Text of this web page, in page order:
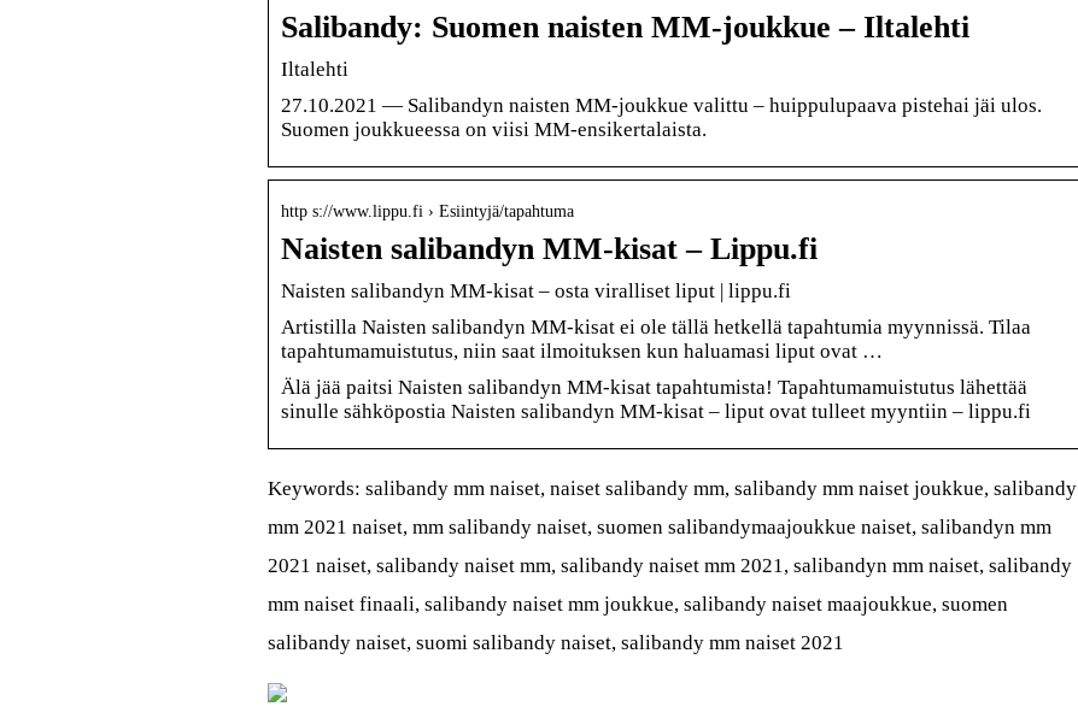
Salibandy: Suomen naisten MM-joukkue – Iltalehti
Iltalehti
27.10.2021 — Salibandyn naisten MM-joukkue valittu – huippulupaava pistehai jäi ulos.
Suomen joukkueessa on viisi MM-ensikertalaista.
http s://www.lippu.fi › Esiintyjä/tapahtuma
Naisten salibandyn MM-kisat – Lippu.fi
Naisten salibandyn MM-kisat – osta viralliset liput | lippu.fi
Artistilla Naisten salibandyn MM-kisat ei ole tällä hetkellä tapahtumia myynnissä. Tilaa
tapahtumamuistutus, niin saat ilmoituksen kun haluamasi liput ovat …
Älä jää paitsi Naisten salibandyn MM-kisat tapahtumista! Tapahtumamuistutus lähettää
sinulle sähköpostia Naisten salibandyn MM-kisat – liput ovat tulleet myyntiin – lippu.fi
Keywords: salibandy mm naiset, naiset salibandy mm, salibandy mm naiset joukkue, salibandy
mm 2021 naiset, mm salibandy naiset, suomen salibandymaajoukkue naiset, salibandyn mm
2021 naiset, salibandy naiset mm, salibandy naiset mm 2021, salibandyn mm naiset, salibandy
mm naiset finaali, salibandy naiset mm joukkue, salibandy naiset maajoukkue, suomen
salibandy naiset, suomi salibandy naiset, salibandy mm naiset 2021